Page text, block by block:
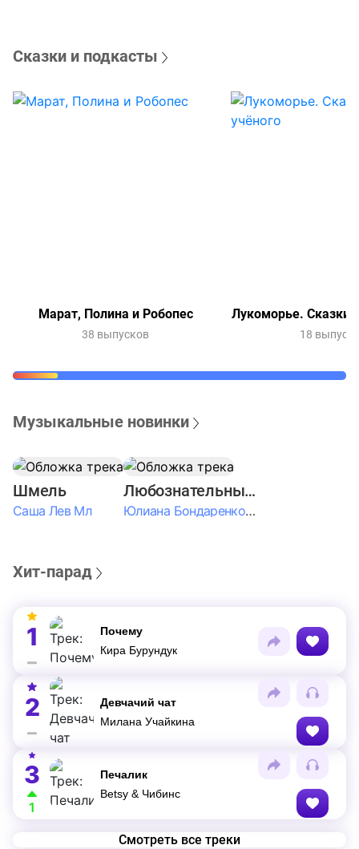
Сказки и подкасты
Марат, Полина и Робопес
38 выпусков
Лукоморье. Сказки
18
Музыкальные новинки
Шмель
Саша Лев Мл
Любознательные Дети
Юлиана Бондаренко & Амелия Колпакова & Егор Егоров & Валерия Шевченко & Ксюша Косичкина
Хит-парад
1
Почему
Кира Бурундук
2
Девчачий чат
Милана Учайкина
3
1
Печалик
Betsy & Чибинс
Смотреть все треки